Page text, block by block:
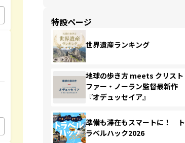
特設ページ
世界遺産ランキング
地球の歩き方 meets クリスト
ファー・ノーラン監督最新作
『オデュッセイア』
準備も滞在もスマートに！ ト
ラベルハック2026